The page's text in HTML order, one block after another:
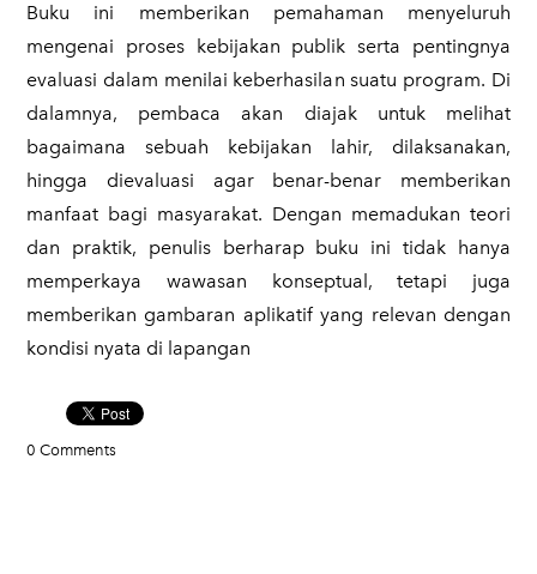
Buku ini memberikan pemahaman menyeluruh
mengenai proses kebijakan publik serta pentingnya
evaluasi dalam menilai keberhasilan suatu program. Di
dalamnya, pembaca akan diajak untuk melihat
bagaimana sebuah kebijakan lahir, dilaksanakan,
hingga dievaluasi agar benar-benar memberikan
manfaat bagi masyarakat. Dengan memadukan teori
dan praktik, penulis berharap buku ini tidak hanya
memperkaya wawasan konseptual, tetapi juga
memberikan gambaran aplikatif yang relevan dengan
kondisi nyata di lapangan
0 Comments